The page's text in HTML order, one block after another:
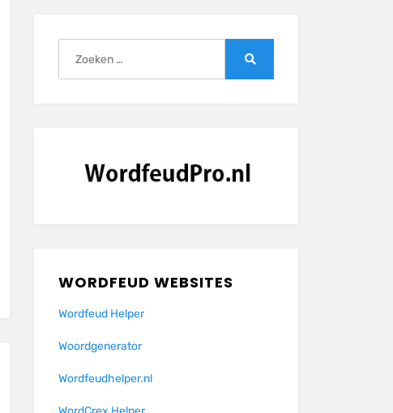
WORDFEUD WEBSITES
Wordfeud Helper
Woordgenerator
Wordfeudhelper.nl